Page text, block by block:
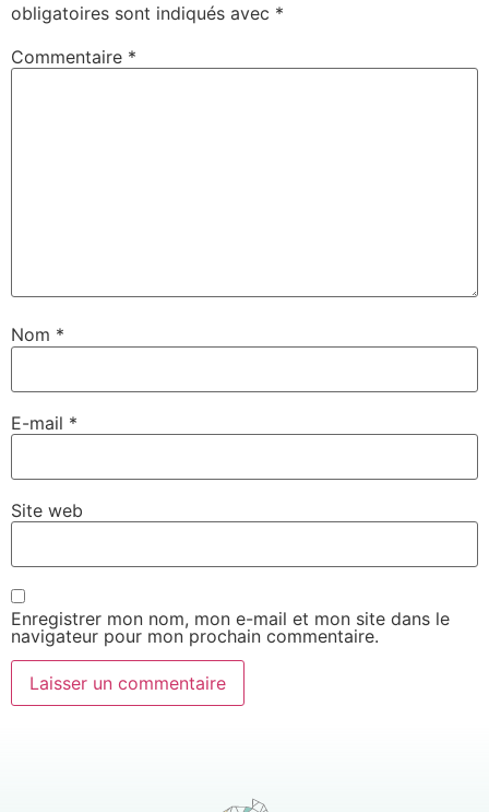
obligatoires sont indiqués avec *
Commentaire *
Nom *
E-mail *
Site web
Enregistrer mon nom, mon e-mail et mon site dans le
navigateur pour mon prochain commentaire.